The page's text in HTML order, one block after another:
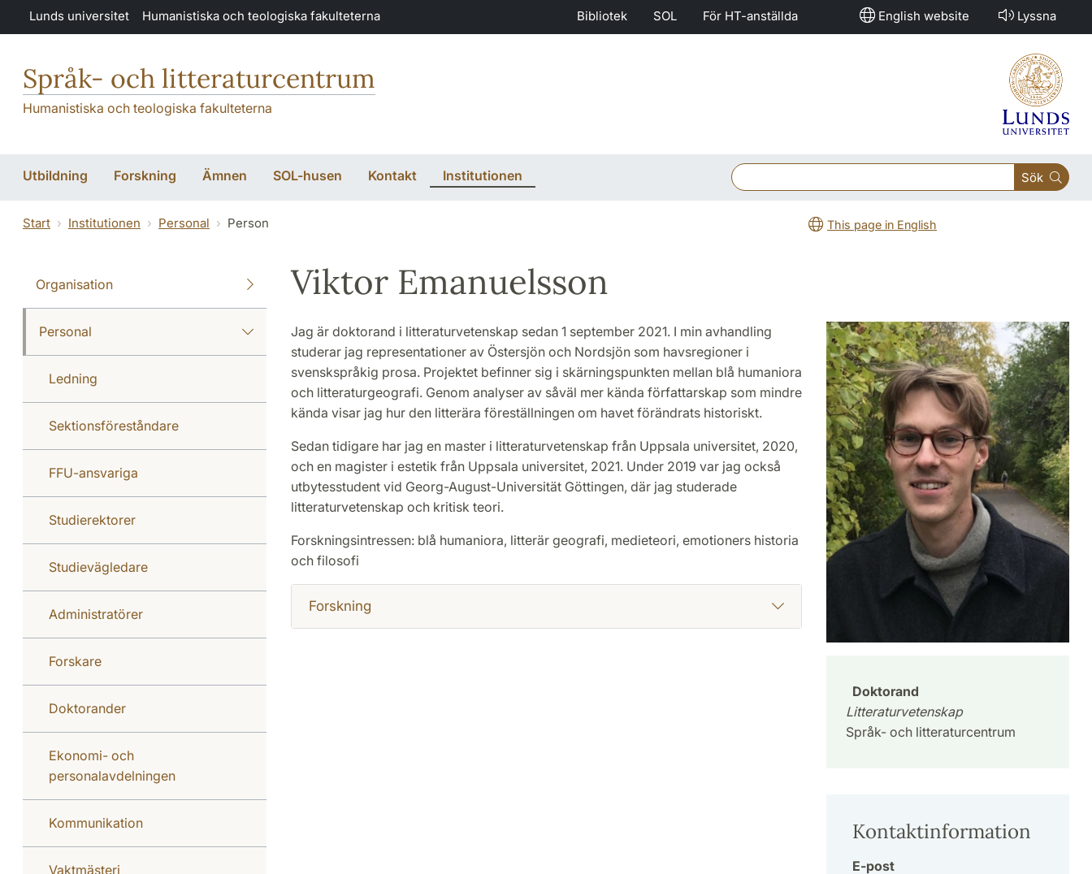
Hoppa till huvudinnehåll
Lunds universitet Humanistiska och teologiska fakulteterna Bibliotek SOL För HT-anställda English website Lyssna
Språk- och litteraturcentrum
Humanistiska och teologiska fakulteterna
Utbildning Forskning Ämnen SOL-husen Kontakt Institutionen Sök
Start Institutionen Personal Person This page in English
Organisation
Personal
Ledning
Sektionsföreståndare
FFU-ansvariga
Studierektorer
Studievägledare
Administratörer
Forskare
Doktorander
Ekonomi- och
personalavdelningen
Kommunikation
Vaktmästeri
Viktor Emanuelsson
Jag är doktorand i litteraturvetenskap sedan 1 september 2021. I min avhandling
studerar jag representationer av Östersjön och Nordsjön som havsregioner i
svenskspråkig prosa. Projektet befinner sig i skärningspunkten mellan blå humaniora
och litteraturgeografi. Genom analyser av såväl mer kända författarskap som mindre
kända visar jag hur den litterära föreställningen om havet förändrats historiskt.
Sedan tidigare har jag en master i litteraturvetenskap från Uppsala universitet, 2020,
och en magister i estetik från Uppsala universitet, 2021. Under 2019 var jag också
utbytesstudent vid Georg-August-Universität Göttingen, där jag studerade
litteraturvetenskap och kritisk teori.
Forskningsintressen: blå humaniora, litterär geografi, medieteori, emotioners historia
och filosofi
Forskning
Doktorand
Litteraturvetenskap
Språk- och litteraturcentrum
Kontaktinformation
E-post